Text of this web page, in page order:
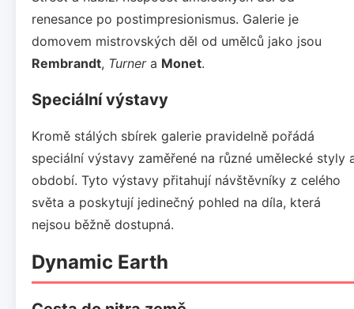
renesance po postimpresionismus. Galerie je
domovem mistrovských děl od umělců jako jsou
Rembrandt, Turnera Monet.
Speciální výstavy
Kromě stálých sbírek galerie pravidelně pořádá
speciální výstavy zaměřené na různé umělecké styly
období. Tyto výstavy přitahují návštěvníky z celého
světa a poskytují jedinečný pohled na díla, která
nejsou běžně dostupná.
Dynamic Earth